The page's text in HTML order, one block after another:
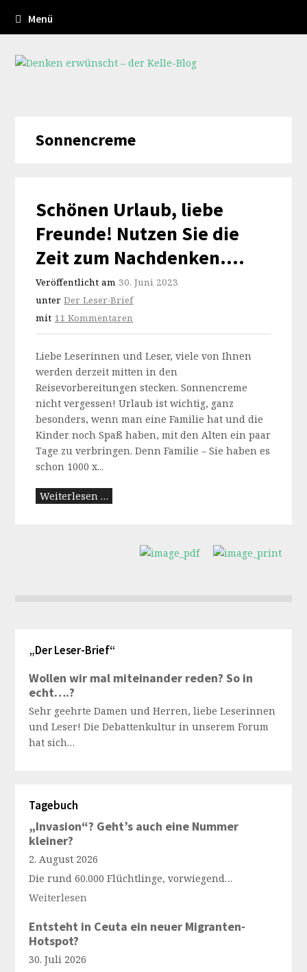
Menü
Sonnencreme
Schönen Urlaub, liebe
Freunde! Nutzen Sie die
Zeit zum Nachdenken….
Veröffentlicht am 30. Juni 2023
unterDer Leser-Brief
mit 11 Kommentaren
Liebe Leserinnen und Leser, viele von Ihnen
werden derzeit mitten in den
Reisevorbereitungen stecken. Sonnencreme
nicht vergessen! Urlaub ist wichtig, ganz
besonders, wenn man eine Familie hat und die
Kinder noch Spaß haben, mit den Alten ein paar
Tage zu verbringen. Denn Familie – Sie haben es
schon 1000 x...
Weiterlesen …
„Der Leser-Brief“
Wollen wir mal miteinander reden? So in
echt….?
Sehr geehrte Damen und Herren, liebe Leserinnen
und Leser! Die Debattenkultur in unserem Forum
hat sich…
Tagebuch
„Invasion“? Geht’s auch eine Nummer
kleiner?
2. August 2026
Die rund 60.000 Flüchtlinge, vorwiegend…
Weiterlesen
Entsteht in Ceuta ein neuer Migranten-
Hotspot?
30. Juli 2026